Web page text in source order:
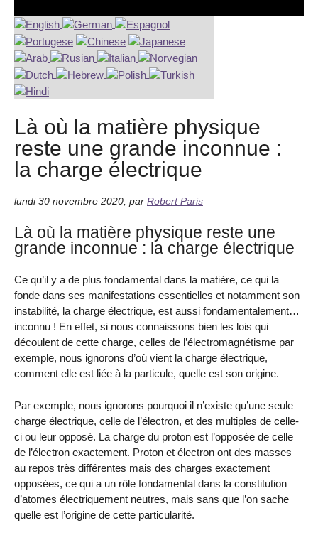
Là où la matière physique
reste une grande inconnue :
la charge électrique
lundi 30 novembre 2020 par Robert Paris
Là où la matière physique reste une
grande inconnue : la charge électrique
Ce qu’il y a de plus fondamental dans la matière, ce qui la
fonde dans ses manifestations essentielles et notamment son
instabilité, la charge électrique, est aussi fondamentalement…
inconnu ! En effet, si nous connaissons bien les lois qui
découlent de cette charge, celles de l’électromagnétisme par
exemple, nous ignorons d’où vient la charge électrique,
comment elle est liée à la particule, quelle est son origine.
Par exemple, nous ignorons pourquoi il n’existe qu’une seule
charge électrique, celle de l’électron, et des multiples de celle-
ci ou leur opposé. La charge du proton est l’opposée de celle
de l’électron exactement. Proton et électron ont des masses
au repos très différentes mais des charges exactement
opposées, ce qui a un rôle fondamental dans la constitution
d’atomes électriquement neutres, mais sans que l’on sache
quelle est l’origine de cette particularité.